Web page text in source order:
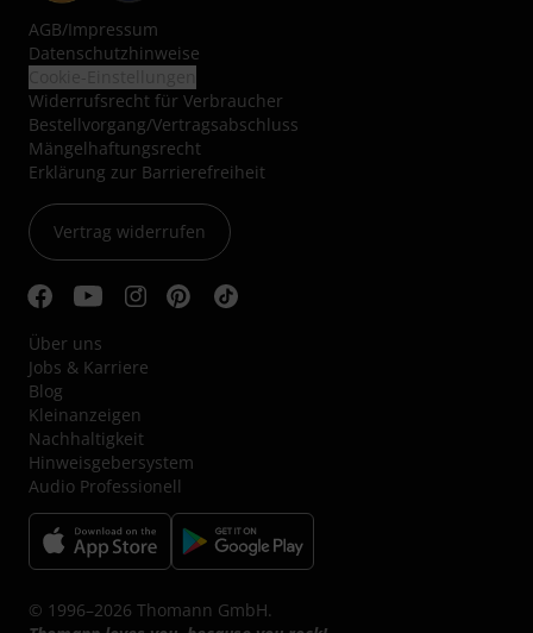
AGB/Impressum
Datenschutzhinweise
Widerrufsrecht für Verbraucher
Bestellvorgang/Vertragsabschluss
Mängelhaftungsrecht
Erklärung zur Barrierefreiheit
Vertrag widerrufen
Über uns
Jobs & Karriere
Blog
Kleinanzeigen
Nachhaltigkeit
Hinweisgebersystem
Audio Professionell
© 1996–2026 Thomann GmbH.